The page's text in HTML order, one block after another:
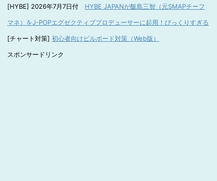
[HYBE] 2026年7月7日付 HYBE JAPANが飯島三智（元SMAPチーフ
マネ）をJ-POPエグゼクティブプロデューサーに起用！びっくりすぎる
[チャート対策] 初心者向けビルボード対策（Web版）
スポンサードリンク